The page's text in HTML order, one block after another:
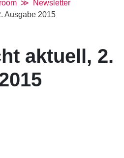
Newsletter
Ausgabe 2015
aktuell, 2.